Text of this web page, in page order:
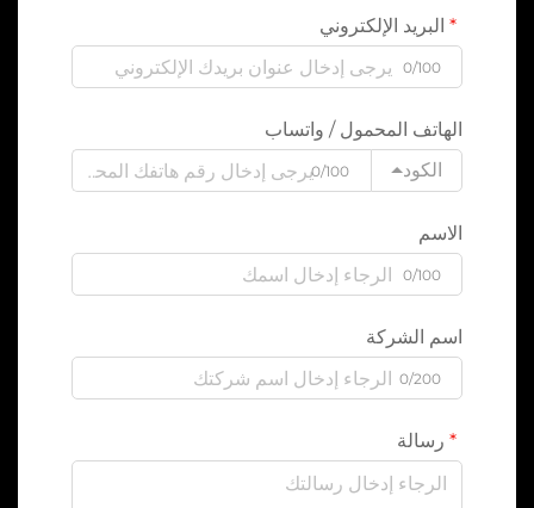
البريد الإلكتروني
0/100
الهاتف المحمول / واتساب
الكود
0/100
الاسم
0/100
اسم الشركة
0/200
رسالة